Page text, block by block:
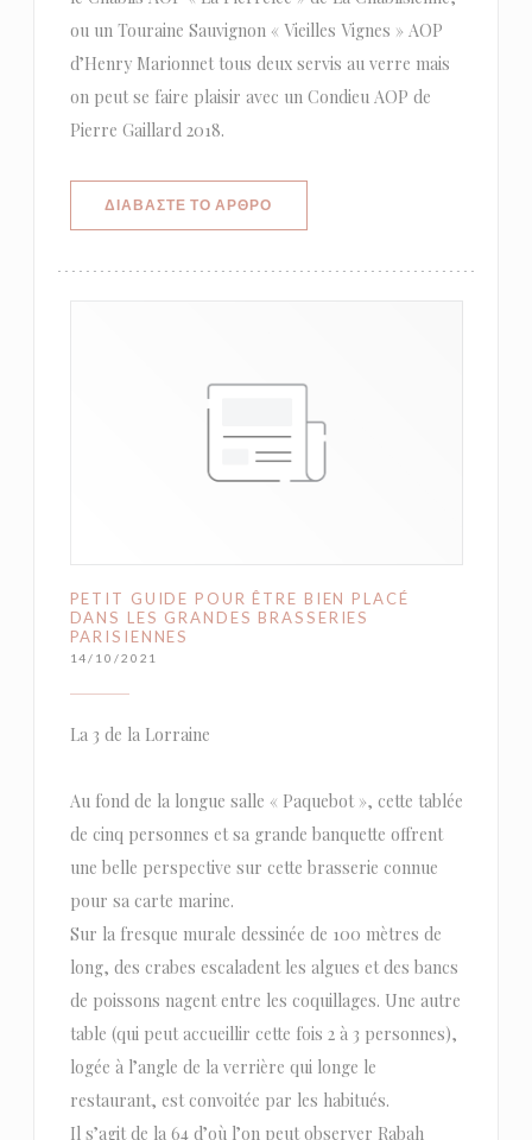
ou un Touraine Sauvignon « Vieilles Vignes » AOP
d’Henry Marionnet tous deux servis au verre mais
on peut se faire plaisir avec un Condieu AOP de
Pierre Gaillard 2018.
ΔΙΑΒΆΣΤΕ ΤΟ ΆΡΘΡΟ
PETIT GUIDE POUR ÊTRE BIEN PLACÉ
DANS LES GRANDES BRASSERIES
PARISIENNES
14/10/2021
La 3 de la Lorraine
Au fond de la longue salle « Paquebot », cette tablée
de cinq personnes et sa grande banquette offrent
une belle perspective sur cette brasserie connue
pour sa carte marine.
Sur la fresque murale dessinée de 100 mètres de
long, des crabes escaladent les algues et des bancs
de poissons nagent entre les coquillages. Une autre
table (qui peut accueillir cette fois 2 à 3 personnes),
logée à l’angle de la verrière qui longe le
restaurant, est convoitée par les habitués.
Il s’agit de la 64 d’où l’on peut observer Rabah